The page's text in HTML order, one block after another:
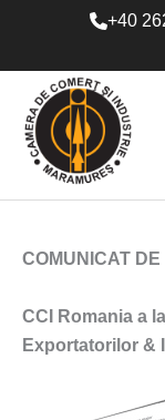
content
+40
COMUNICAT
CCI Romania a
Exportatorilor &